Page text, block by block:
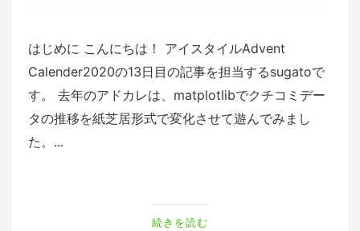
はじめに こんにちは！ アイスタイルAdvent
Calender2020の13日目の記事を担当するsugatoで
す。 去年のアドカレは、matplotlibでクチコミデー
タの推移を紙芝居形式で変化させて遊んでみまし
た。...
続きを読む